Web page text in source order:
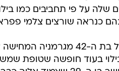
שלה על פי תחביבים כמו
כנראה שורצים צלמי
בימים האחרונים, הטופמודל
בעוד חופשה שטופת